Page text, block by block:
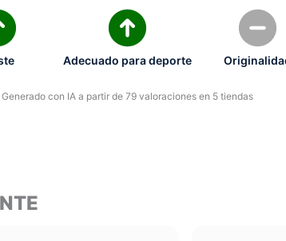
Adecuado para deporte
Generado con IA a partir de 79 valoraciones en 5 tiendas